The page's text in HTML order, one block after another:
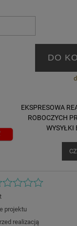
DO
EKSPRESOWA
ROBOCZYCH
WYSYŁKI
projektu
realizacją